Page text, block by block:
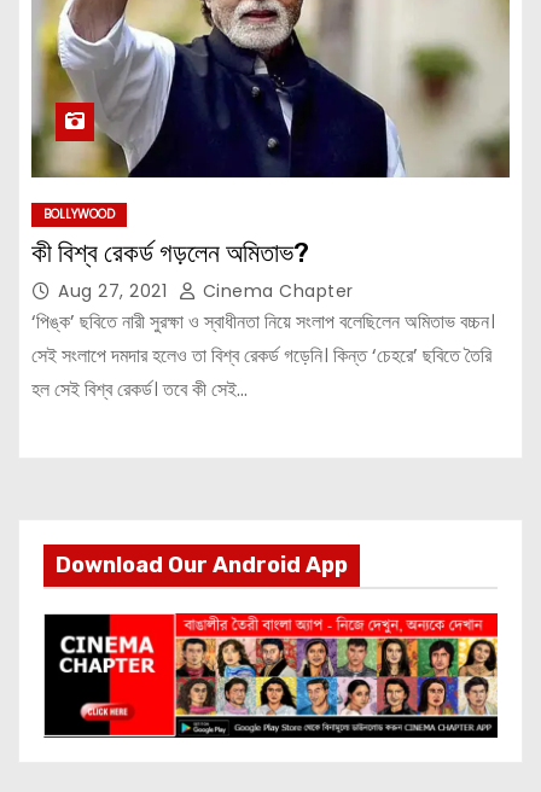
BOLLYWOOD
কী বিশ্ব রেকর্ড গড়লেন অমিতাভ?
Aug 27, 2021 Cinema Chapter
‘পিঙ্ক’ ছবিতে নারী সুরক্ষা ও স্বাধীনতা নিয়ে সংলাপ বলেছিলেন অমিতাভ বচ্চন।
সেই সংলাপে দমদার হলেও তা বিশ্ব রেকর্ড গড়েনি। কিন্ত ‘চেহরে’ ছবিতে তৈরি
হল সেই বিশ্ব রেকর্ড। তবে কী সেই…
Download Our Android App